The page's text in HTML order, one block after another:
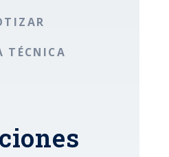
TÉCNICA